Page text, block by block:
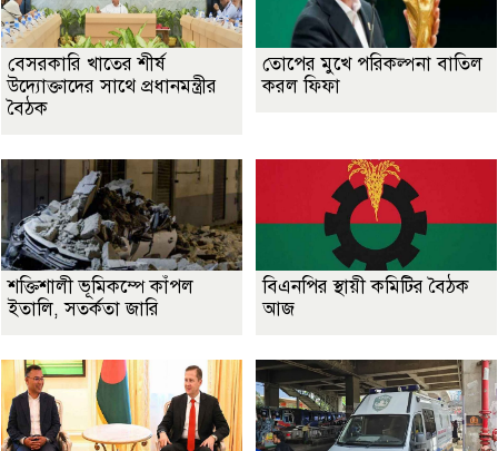
বেসরকারি খাতের শীর্ষ
উদ্যোক্তাদের সাথে প্রধানমন্ত্রীর
বৈঠক
তোপের মুখে পরিকল্পনা বাতিল
করল ফিফা
শক্তিশালী ভূমিকম্পে কাঁপল
ইতালি, সতর্কতা জারি
বিএনপির স্থায়ী কমিটির বৈঠক
আজ